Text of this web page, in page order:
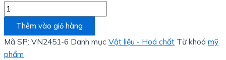
Thêm vào giỏ hàng
Mã SP: VN2451-6 Danh mục Vật liệu - Hoá chất Từ khoá mỹ
phẩm